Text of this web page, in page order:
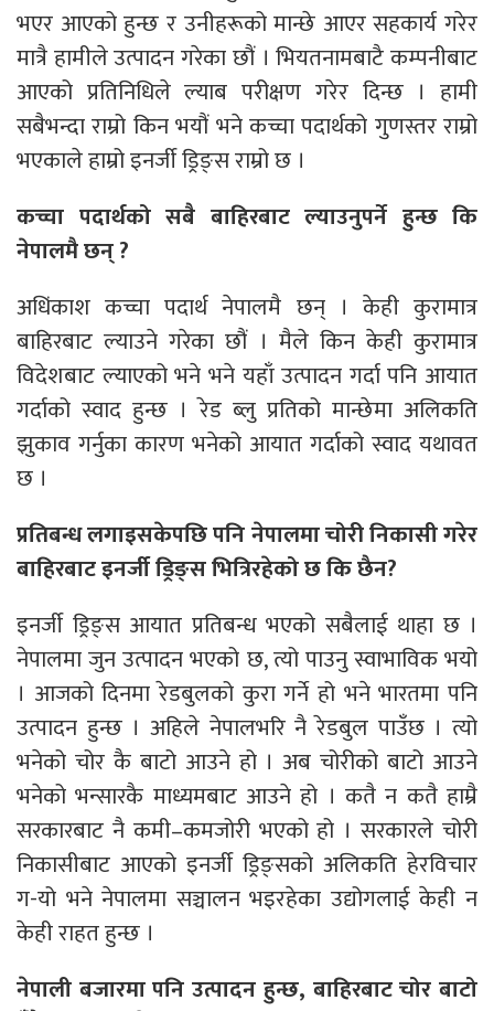
भएर आएको हुन्छ र उनीहरूको मान्छे आएर सहकार्य गरेर
मात्रै हामीले उत्पादन गरेका छौं । भियतनामबाटै कम्पनीबाट
आएको प्रतिनिधिले ल्याब परीक्षण गरेर दिन्छ । हामी
सबैभन्दा राम्रो किन भयौं भने कच्चा पदार्थको गुणस्तर राम्रो
भएकाले हाम्रो इनर्जी ड्रिङ्स राम्रो छ ।
कच्चा पदार्थको सबै बाहिरबाट ल्याउनुपर्ने हुन्छ कि
नेपालमै छन् ?
अधिंकाश कच्चा पदार्थ नेपालमै छन् । केही कुरामात्र
बाहिरबाट ल्याउने गरेका छौं । मैले किन केही कुरामात्र
विदेशबाट ल्याएको भने भने यहाँ उत्पादन गर्दा पनि आयात
गर्दाको स्वाद हुन्छ । रेड ब्लु प्रतिको मान्छेमा अलिकति
झुकाव गर्नुका कारण भनेको आयात गर्दाको स्वाद यथावत
छ ।
प्रतिबन्ध लगाइसकेपछि पनि नेपालमा चोरी निकासी गरेर
बाहिरबाट इनर्जी ड्रिङ्स भित्रिरहेको छ कि छैन?
इनर्जी ड्रिङ्स आयात प्रतिबन्ध भएको सबैलाई थाहा छ ।
नेपालमा जुन उत्पादन भएको छ, त्यो पाउनु स्वाभाविक भयो
। आजको दिनमा रेडबुलको कुरा गर्ने हो भने भारतमा पनि
उत्पादन हुन्छ । अहिले नेपालभरि नै रेडबुल पाउँछ । त्यो
भनेको चोर कै बाटो आउने हो । अब चोरीको बाटो आउने
भनेको भन्सारकै माध्यमबाट आउने हो । कतै न कतै हाम्रै
सरकारबाट नै कमी–कमजोरी भएको हो । सरकारले चोरी
निकासीबाट आएको इनर्जी ड्रिङ्सको अलिकति हेरविचार
ग-यो भने नेपालमा सञ्चालन भइरहेका उद्योगलाई केही न
केही राहत हुन्छ ।
नेपाली बजारमा पनि उत्पादन हुन्छ, बाहिरबाट चोर बाटो